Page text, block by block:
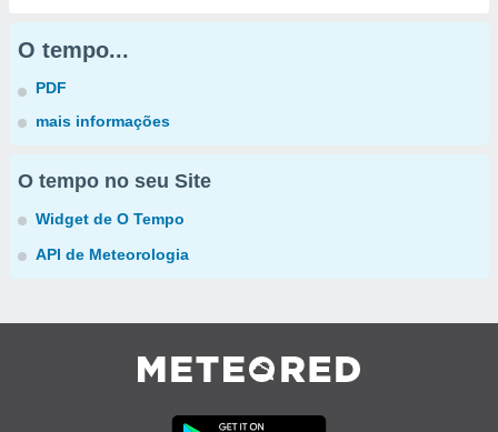
O tempo...
PDF
mais informações
O tempo no seu Site
Widget de O Tempo
API de Meteorologia